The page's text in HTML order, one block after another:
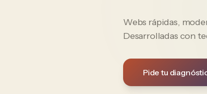
Webs rápidas,
Desarrolladas con
Pide tu